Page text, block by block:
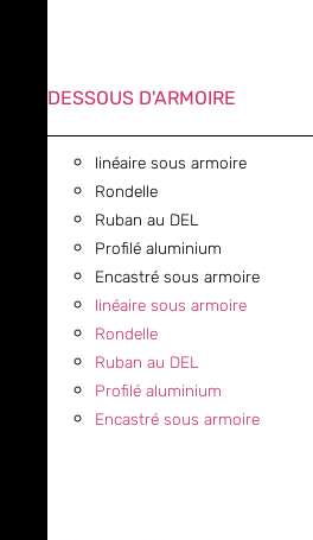
DESSOUS D'ARMOIRE
linéaire sous armoire
Rondelle
Ruban au DEL
Profilé aluminium
Encastré sous armoire
linéaire sous armoire
Rondelle
Ruban au DEL
Profilé aluminium
Encastré sous armoire